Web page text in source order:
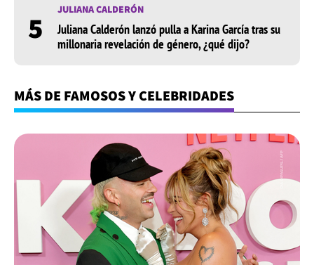
5 JULIANA CALDERÓN
Juliana Calderón lanzó pulla a Karina García tras su
millonaria revelación de género, ¿qué dijo?
MÁS DE FAMOSOS Y CELEBRIDADES